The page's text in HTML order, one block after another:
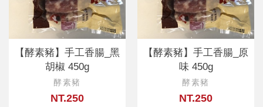
【酵素豬】手工香腸_黑
胡椒 450g
酵素豬
NT.250
【酵素豬】手工香腸_原
味 450g
酵素豬
NT.250